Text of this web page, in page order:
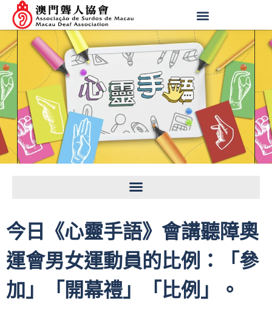
今日《心靈手語》會講聽障奧
運會男女運動員的比例：「參
加」「開幕禮」「比例」。